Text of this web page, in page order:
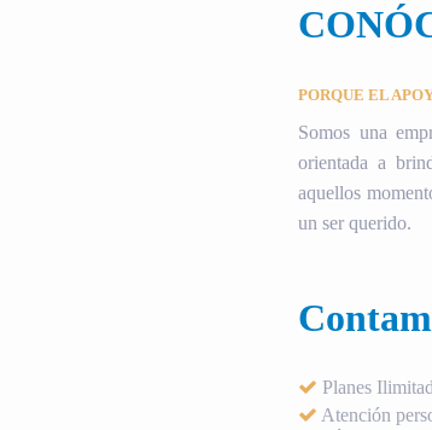
PORQUE EL
Somos una
orientada a
aquellos
un ser querido.
Planes
Atención